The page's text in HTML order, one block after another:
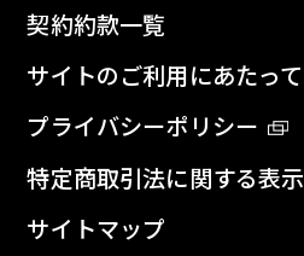
契約約款一覧
サイトのご利用にあたって
プライバシーポリシー
特定商取引法に関する表示
サイトマップ